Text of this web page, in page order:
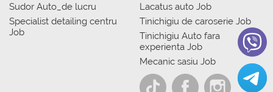
Sudor Auto_de lucru
Specialist detailing centru
Job
Lacatus auto Job
Tinichigiu de caroserie Job
Tinichigiu Auto fara
experienta Job
Mecanic sasiu Job